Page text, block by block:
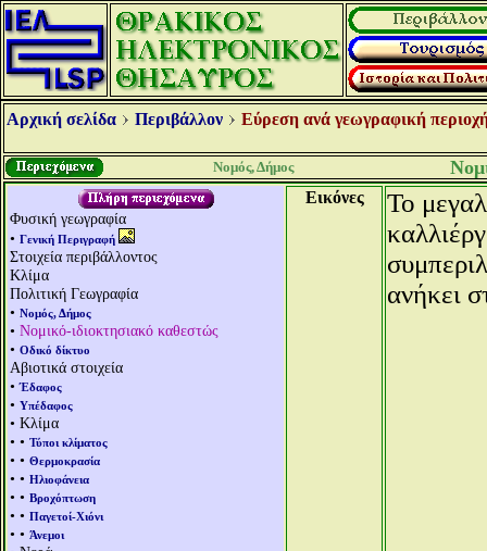
Αρχική σελίδα Περιβάλλον Εύρεση ανά γεωγραφική
Νομός, Δήμος
Φυσική γεωγραφία
• Γενική Περιγραφή
Στοιχεία περιβάλλοντος
Κλίμα
Πολιτική Γεωγραφία
• Νομός, Δήμος
• Νομικό-ιδιοκτησιακό καθεστώς
• Οδικό δίκτυο
Αβιοτικά στοιχεία
•Έδαφος
• Υπέδαφος
• Κλίμα
• • Τύποι κλίματος
• • Θερμοκρασία
• • Ηλιοφάνεια
• • Βροχόπτωση
• • Παγετοί-Χιόνι
• • Άνεμοι
Εικόνες
Το
ανήκει